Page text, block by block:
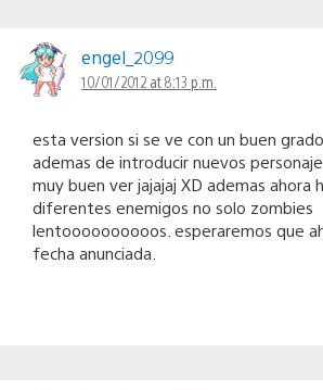
engel_2099
10/01/2012 at 8:13 p.m.
esta version si se ve con un buen
ademas de introducir nuevos
muy buen ver jajajaj XD ademas ahora
diferentes enemigos no solo zombies
lentoooooooooos. esperaremos que
fecha anunciada.